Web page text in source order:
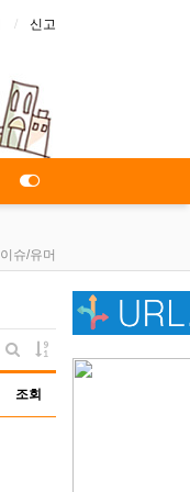
신고
이슈/유머
게시판 검색
게시물 정렬
조회